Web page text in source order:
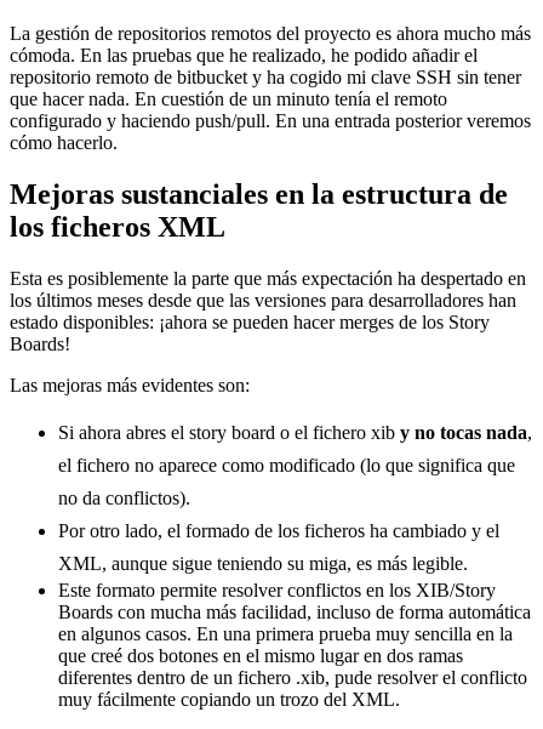
La gestión de repositorios remotos del proyecto es ahora mucho más
cómoda. En las pruebas que he realizado, he podido añadir el
repositorio remoto de bitbucket y ha cogido mi clave SSH sin tener
que hacer nada. En cuestión de un minuto tenía el remoto
configurado y haciendo push/pull. En una entrada posterior veremos
cómo hacerlo.
Mejoras sustanciales en la estructura de
los ficheros XML
Esta es posiblemente la parte que más expectación ha despertado en
los últimos meses desde que las versiones para desarrolladores han
estado disponibles: ¡ahora se pueden hacer merges de los Story
Boards!
Las mejoras más evidentes son:
Si ahora abres el story board o el fichero xib y no tocas nada,
el fichero no aparece como modificado (lo que significa que
no da conflictos).
Por otro lado, el formado de los ficheros ha cambiado y el
XML, aunque sigue teniendo su miga, es más legible.
Este formato permite resolver conflictos en los XIB/Story
Boards con mucha más facilidad, incluso de forma automática
en algunos casos. En una primera prueba muy sencilla en la
que creé dos botones en el mismo lugar en dos ramas
diferentes dentro de un fichero .xib, pude resolver el conflicto
muy fácilmente copiando un trozo del XML.